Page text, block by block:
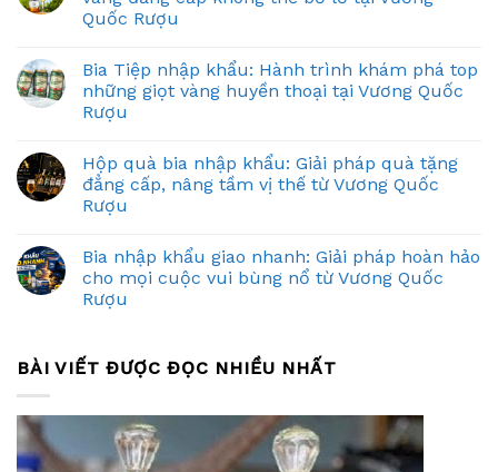
Quốc Rượu
Bia Tiệp nhập khẩu: Hành trình khám phá top
những giọt vàng huyền thoại tại Vương Quốc
Rượu
Hộp quà bia nhập khẩu: Giải pháp quà tặng
đẳng cấp, nâng tầm vị thế từ Vương Quốc
Rượu
Bia nhập khẩu giao nhanh: Giải pháp hoàn hảo
cho mọi cuộc vui bùng nổ từ Vương Quốc
Rượu
BÀI VIẾT ĐƯỢC ĐỌC NHIỀU NHẤT